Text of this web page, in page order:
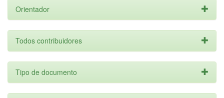
Orientador
Todos contribuidores
Tipo de documento